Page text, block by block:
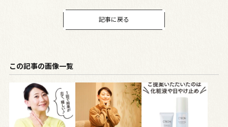
記事に戻る
この記事の画像一覧